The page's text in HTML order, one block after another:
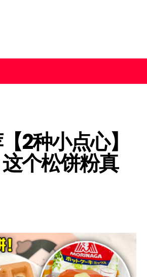
2种小点心】
个松饼粉真